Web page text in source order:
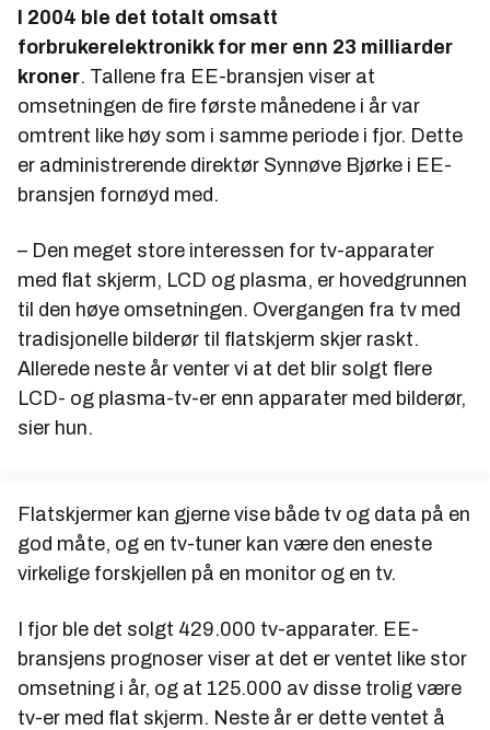
I 2004 ble det totalt omsatt
forbrukerelektronikk for mer enn 23 milliarder
kroner. Tallene fra EE-bransjen viser at
omsetningen de fire første månedene i år var
omtrent like høy som i samme periode i fjor. Dette
er administrerende direktør Synnøve Bjørke i EE-
bransjen fornøyd med.
– Den meget store interessen for tv-apparater
med flat skjerm, LCD og plasma, er hovedgrunnen
til den høye omsetningen. Overgangen fra tv med
tradisjonelle bilderør til flatskjerm skjer raskt.
Allerede neste år venter vi at det blir solgt flere
LCD- og plasma-tv-er enn apparater med bilderør,
sier hun.
Flatskjermer kan gjerne vise både tv og data på en
god måte, og en tv-tuner kan være den eneste
virkelige forskjellen på en monitor og en tv.
I fjor ble det solgt 429.000 tv-apparater. EE-
bransjens prognoser viser at det er ventet like stor
omsetning i år, og at 125.000 av disse trolig være
tv-er med flat skjerm. Neste år er dette ventet å